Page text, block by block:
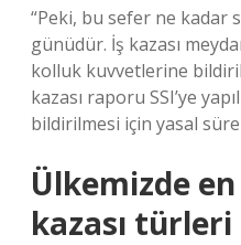
“Peki, bu sefer ne kadar
günüdür. İş kazası
kolluk kuvvetlerine
kazası raporu SSI’ye
bildirilmesi için yasal süre
Ülkemizde
kazası